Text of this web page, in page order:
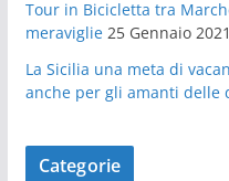
Tour in Bicicletta tra
meraviglie 25 Gennaio 2021
La Sicilia una meta di
anche per gli amanti delle
Categorie